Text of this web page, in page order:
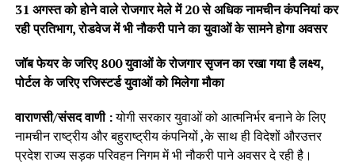
31 अगस्त को होने वाले रोजगार मेले में 20 से अधिक नामचीन कंपनियां कर
रही प्रतिभाग, रोडवेज में भी नौकरी पाने का युवाओं के सामने होगा अवसर
जॉब फेयर के जरिए 800 युवाओं के रोजगार सृजन का रखा गया है लक्ष्य,
पोर्टल के जरिए रजिस्टर्ड युवाओं को मिलेगा मौका
वाराणसी/संसद वाणी :योगी सरकार युवाओं को आत्मनिर्भर बनाने के लिए
नामचीन राष्ट्रीय और बहुराष्ट्रीय कंपनियों ,के साथ ही विदेशों औरउत्तर
प्रदेश राज्य सड़क परिवहन निगम में भी नौकरी पाने अवसर दे रही है।